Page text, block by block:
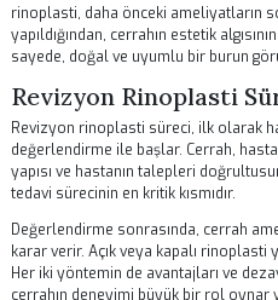
Revizyon rinoplasti uzmanı olmak
önemli niteliklerden biri geniş bir
kaygıların yanı sıra fonksiyonel
her iki alanda da deneyim sahibi
Ayrıca, cerrahın güncel teknikler
önemlidir. Estetik cerrahi
başarılı bir revizyon rinoplasti
ve sürekli gelişim, bu alandaki
Son olarak, cerrahın estetik
rinoplasti, daha önceki
yapıldığından, cerrahın estetik